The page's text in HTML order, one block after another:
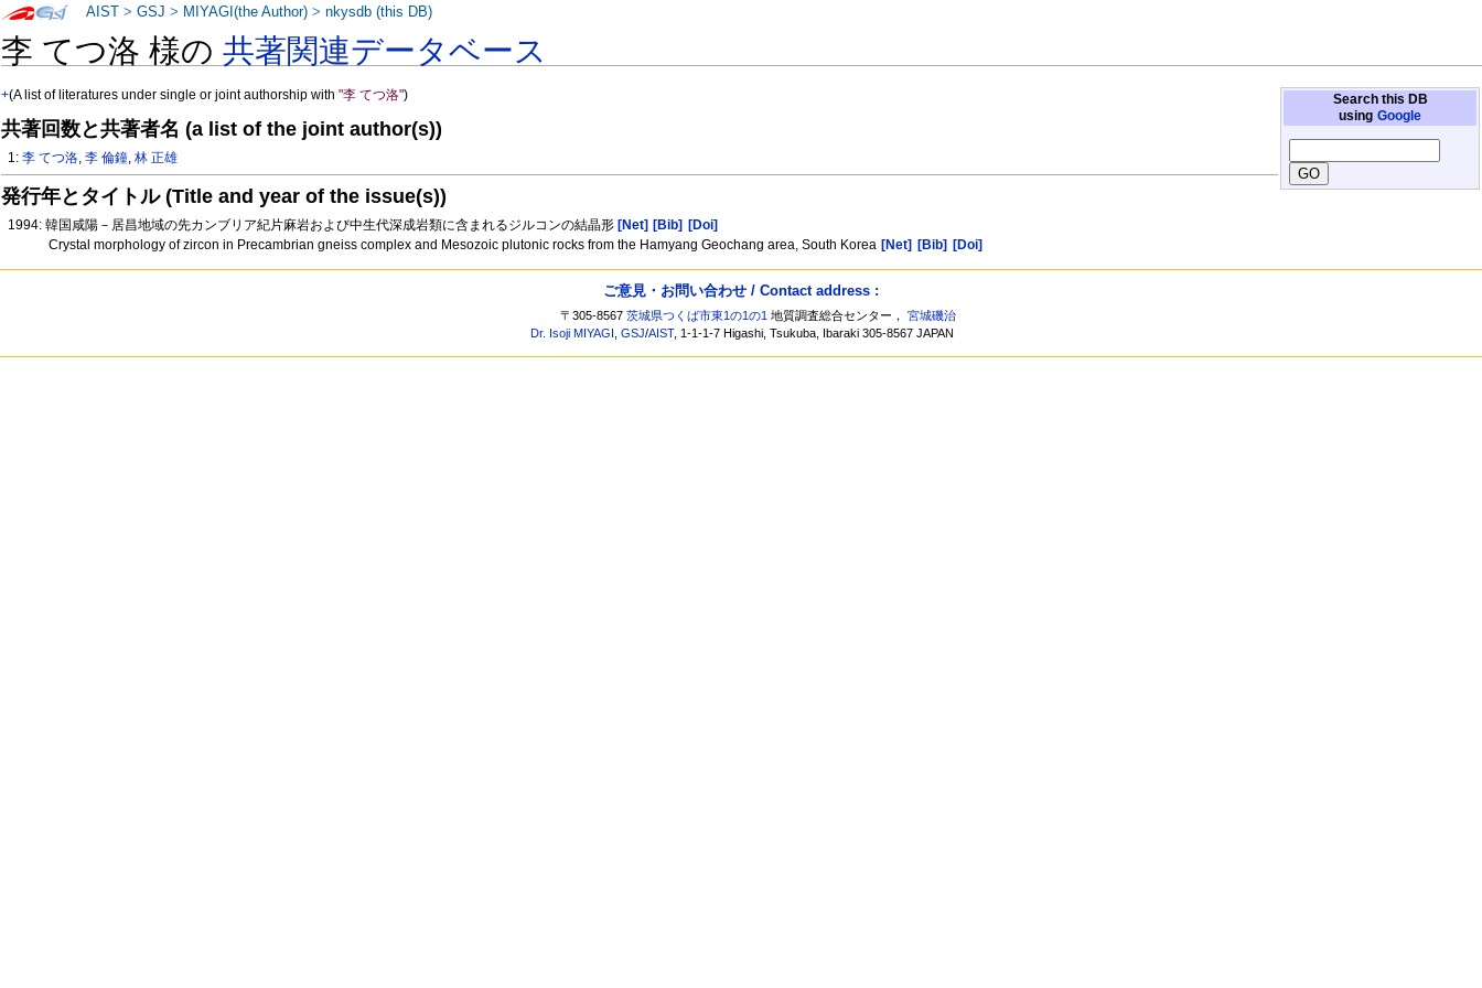
李 てつ洛 様の共著関連データベース
Search this DB
using Google
+(A list of literatures under single or joint authorship with"李 てつ洛")
共著回数と共著者名 (a list of the joint author(s))
1:李 てつ洛,李 倫鐘,林 正雄
発行年とタイトル (Title and year of the issue(s))
1994: 韓国咸陽－居昌地域の先カンブリア紀片麻岩および中生代深成岩類に含まれるジルコンの結晶形 [Net] [Bib]
[Doi]
Crystal morphology of zircon in Precambrian gneiss complex and Mesozoic plutonic rocks from the Hamyang Geochang area, South Korea [Net] [Bib] [Doi]
AIST >GSJ > MIYAGI(the Author) >nkysdb (this DB)
ご意見・お問い合わせ / Contact address :
〒305-8567茨城県つくば市東1の1の1 地質調査総合センター，宮城磯治
Dr. Isoji MIYAGI ,GSJ/AIST, 1-1-1-7 Higashi, Tsukuba, Ibaraki 305-8567 JAPAN